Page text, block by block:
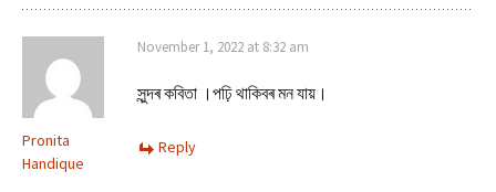
Pronita
Handique
November 1, 2022 at 8:32 am
সুন্দৰ কবিতা ।পঢ়ি থাকিবৰ মন যায়।
Reply